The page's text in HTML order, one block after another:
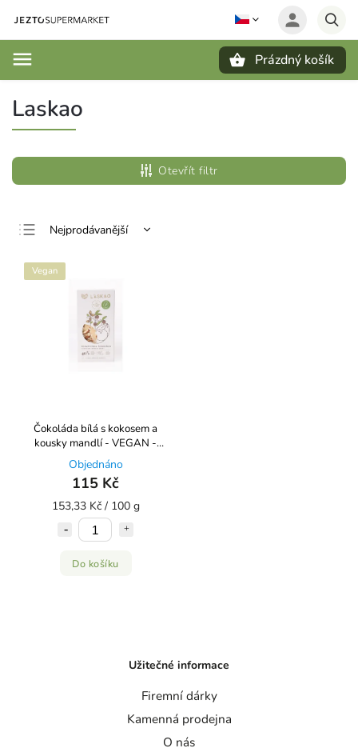
Prázdný košík
Laskao
Otevřít filtr
Nejprodávanější
Nejdražší
Abecedně
Vegan
Čokoláda bílá s kokosem a
kousky mandlí - VEGAN -
Laskao 75g
Objednáno
115 Kč
153,33 Kč / 100 g
Do košíku
Užitečné informace
Firemní dárky
Kamenná prodejna
O nás